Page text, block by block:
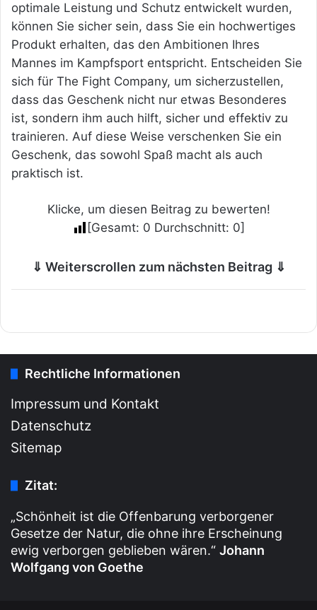
optimale Leistung und Schutz entwickelt wurden,
können Sie sicher sein, dass Sie ein hochwertiges
Produkt erhalten, das den Ambitionen Ihres
Mannes im Kampfsport entspricht. Entscheiden Sie
sich für The Fight Company, um sicherzustellen,
dass das Geschenk nicht nur etwas Besonderes
ist, sondern ihm auch hilft, sicher und effektiv zu
trainieren. Auf diese Weise verschenken Sie ein
Geschenk, das sowohl Spaß macht als auch
praktisch ist.
Klicke, um diesen Beitrag zu bewerten!
[Gesamt: 0 Durchschnitt: 0]
⇓ Weiterscrollen zum nächsten Beitrag ⇓
Rechtliche Informationen
Impressum und Kontakt
Datenschutz
Sitemap
Zitat:
„Schönheit ist die Offenbarung verborgener
Gesetze der Natur, die ohne ihre Erscheinung
ewig verborgen geblieben wären.“ Johann
Wolfgang von Goethe